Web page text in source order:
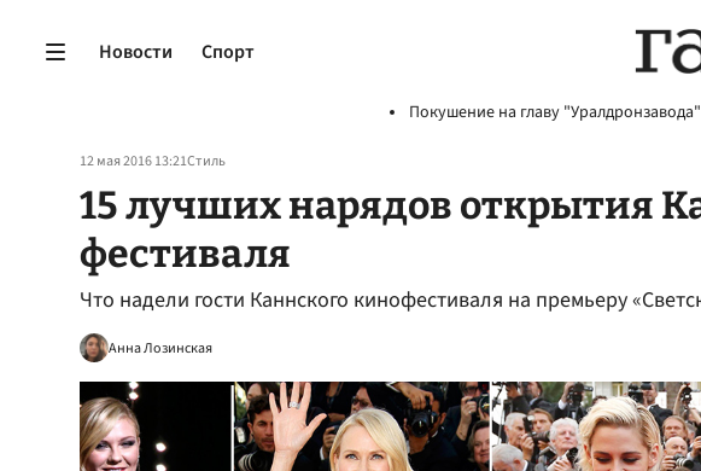
Новости Спорт
Покушение на главу "Уралдронзавода"
12 мая 2016 13:21Стиль
15 лучших нарядов открытия
фестиваля
Что надели гости Каннского кинофестиваля на премьеру
Анна Лозинская